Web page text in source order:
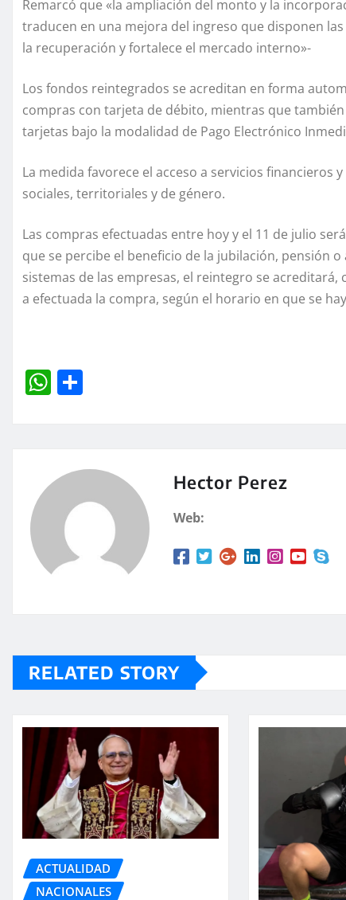
Remarcó que «la ampliación del monto y la
traducen en una mejora del ingreso que disponen
la recuperación y fortalece el mercado interno»-
Los fondos reintegrados se acreditan en forma
compras con tarjeta de débito, mientras que
tarjetas bajo la modalidad de Pago Electrónico
La medida favorece el acceso a servicios financieros
sociales, territoriales y de género.
Las compras efectuadas entre hoy y el 11 de julio
que se percibe el beneficio de la jubilación, pensión
sistemas de las empresas, el reintegro se
a efectuada la compra, según el horario en que se
W
A
p
rt
Hector Perez
Web:
RELATED STORY
ACTUALIDAD
NACIONALES